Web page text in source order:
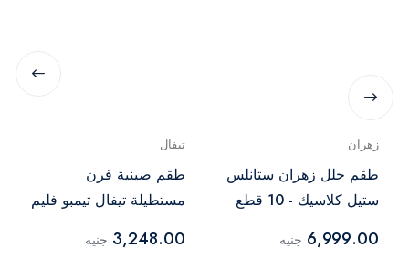
زهران
طقم حلل زهران ستانلس
ستيل كلاسيك - 10 قطع
6,999.00 جنيه
تيفال
طقم صينية فرن
مستطيلة تيفال تيمبو فليم
3,248.00 جنيه